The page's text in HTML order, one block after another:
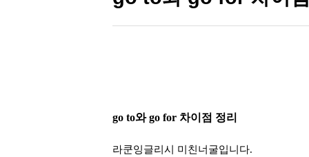
go to와 go for 차이점 정리
라쿤잉글리시 미친너굴입니다.